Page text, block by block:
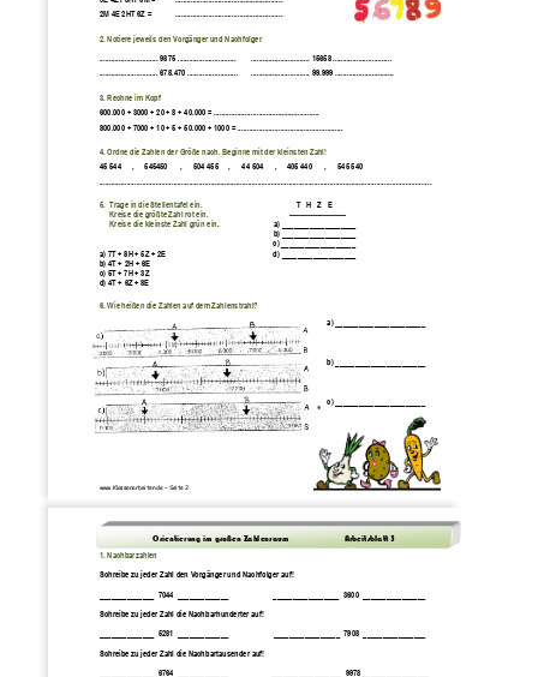
www.Klassenarbeiten.de – Seite 2
2M 4E 2HT 6Z =
.......................................................
2. Notiere jeweils den Vorgänger und Nachfolger
.............................. 9875 ..............................
.............................. 15658 ..............................
.............................. 678.470 ..........................
.............................. 99.999 ..............................
3. Rechne im Kopf
600.000 + 3000 + 20 + 8 + 40.000 = ......................................................
800.000 + 7000 + 10 + 5 + 50.000 + 1000 =
4. Ordne die Zahlen der Größe nach. Beginne mit der kleinsten Zahl!
45 544      ,     545450      ,      504 455     ,      44 504      ,     405 440      ,      545 540
5. Trage in die Stellentafel ein.
T   H   Z   E
Kreise die größte Zahl rot ein.
------------------------
Kreise die kleinste Zahl grün ein.                            a)
b)
c)
a) 7T +8H +5Z + 2E d)
b) 4T + 2H + 6E
c) 5T +7H +3Z
d) 4T + 6Z +8E
6. Wie heißen die Zahlen auf dem Zahlenstrahl?
•
a) _______________________
b) _______________________
c) _______________________
1. Nachbarzahlen
Schreibe zu jeder Zahl den Vorgänger und Nachfolger auf!
______________  7044  _____________                       _________________  3600  ________________
Schreibe zu jeder Zahl die Nachbarhunderter auf!
______________  5281  _____________ _________________  7908  ________________
Schreibe zu jeder Zahl die Nachbartausender auf!
______________  6764  _____________                      __________________  9978 _________________
Orientierung im großen Zahlenraum Arbeitsblatt 3